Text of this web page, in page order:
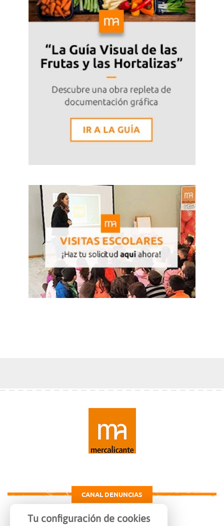
CANAL DENUNCIAS
Tu configuración de cookies